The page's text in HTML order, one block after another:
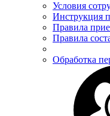
Условия
Инструкция
Правила
Правила
Обработка